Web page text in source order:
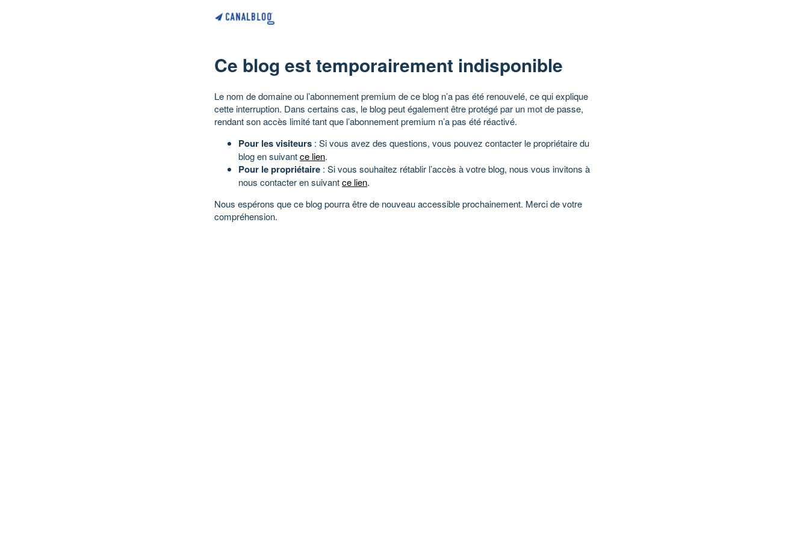
Ce blog est temporairement indisponible
Le nom de domaine ou l’abonnement premium de ce blog n’a pas été renouvelé, ce qui explique
cette interruption. Dans certains cas, le blog peut également être protégé par un mot de passe,
rendant son accès limité tant que l’abonnement premium n’a pas été réactivé.
Pour les visiteurs : Si vous avez des questions, vous pouvez contacter le propriétaire du
blog en suivantce lien.
Pour le propriétaire : Si vous souhaitez rétablir l’accès à votre blog, nous vous invitons à
nous contacter en suivantce lien.
Nous espérons que ce blog pourra être de nouveau accessible prochainement. Merci de votre
compréhension.